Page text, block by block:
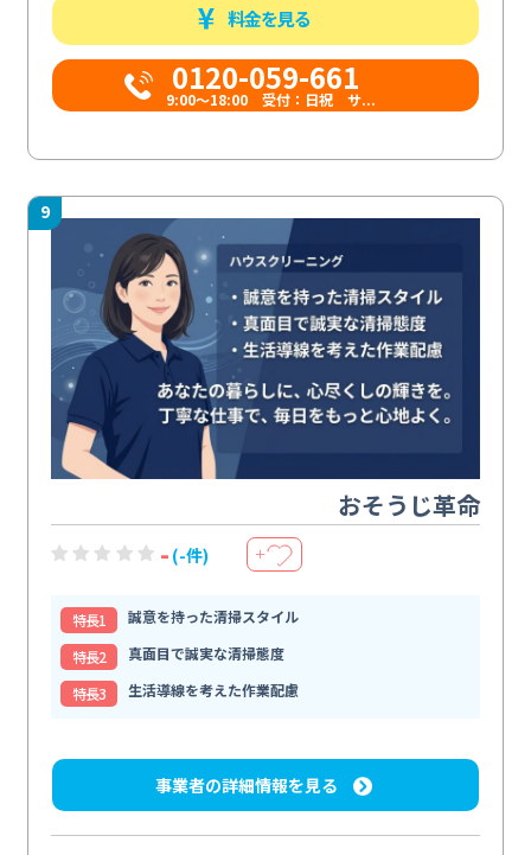
料金を見る
0120-059-661
9:00〜18:00 受付：日祝 サ...
9
おそうじ革命
- (-件) ＋
特⻑1
誠意を持った清掃スタイル
特⻑2
真面目で誠実な清掃態度
特⻑3
生活導線を考えた作業配慮
事業者の詳細情報を見る